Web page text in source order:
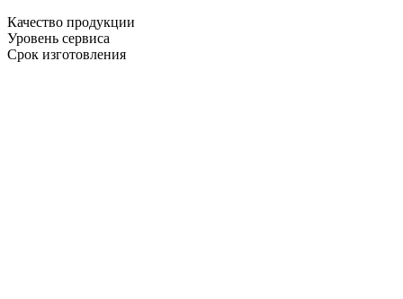
Качество продукции
Уровень сервиса
Срок изготовления